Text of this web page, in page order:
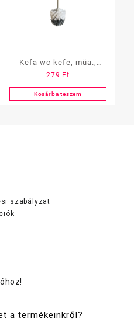
Kefa wc kefe, müa.,
(szóló)
279 Ft
Kosárba teszem
szabályzat
a termékeinkről?